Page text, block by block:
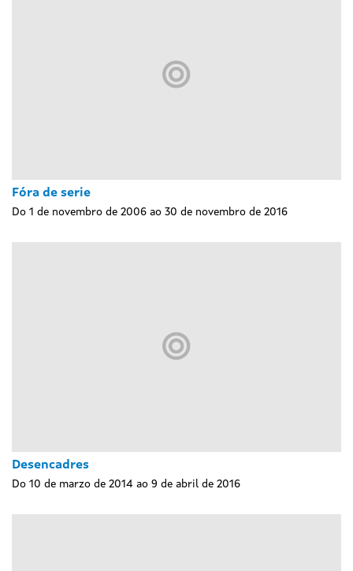
Fóra de serie
Do 1 de novembro de 2006 ao 30 de novembro de 2016
Desencadres
Do 10 de marzo de 2014 ao 9 de abril de 2016